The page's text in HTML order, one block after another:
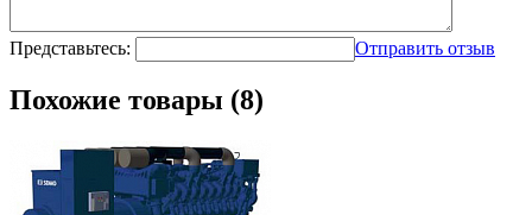
Представьтесь: Отправить отзыв
Похожие товары (8)